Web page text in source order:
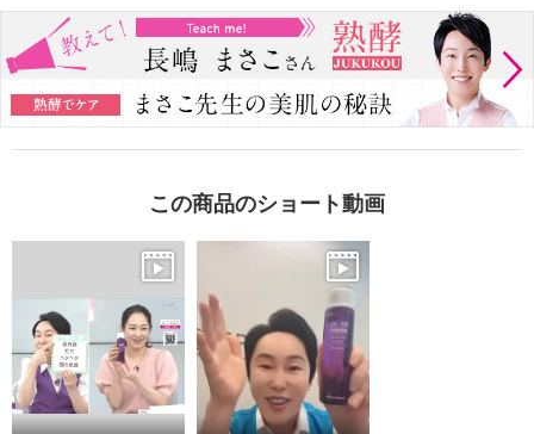
この商品のショート動画